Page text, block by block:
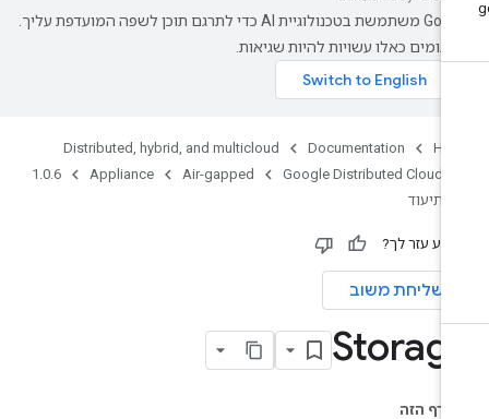
‫Google משתמשת בטכנולוגיית AI כדי לתרגם תוכן לשפה המועדפת עליך.
כאלו עשויות להיות שגיאות.
Documentation
Distributed, hybrid, and multicloud
Google Distributed Cloud
Air-gapped
Appliance
1.0.6
תיעוד
עזר לך?
שליחת משוב
בדף הזה